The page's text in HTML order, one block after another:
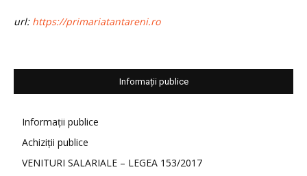
url: https://primariatantareni.ro
Informații publice
Informații publice
Achiziții publice
VENITURI SALARIALE – LEGEA 153/2017